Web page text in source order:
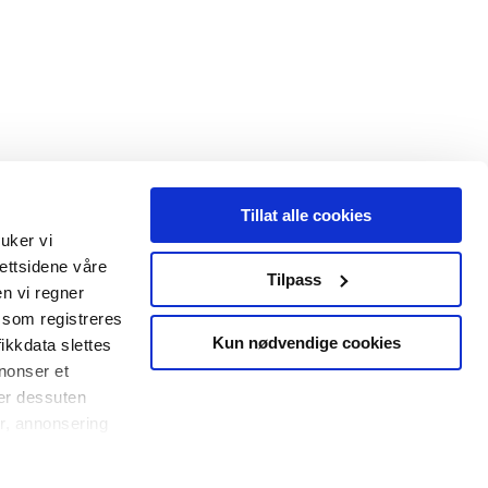
vi
våre
vi regner
registreres
slettes
et
dessuten
annonsering
Tillat alle cookies
Tilpass
Kun nødvendige cookies